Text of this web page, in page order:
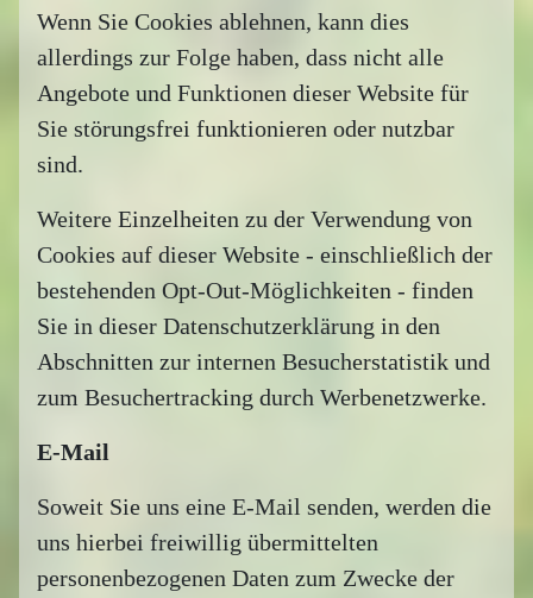
Wenn Sie Cookies ablehnen, kann dies
allerdings zur Folge haben, dass nicht alle
Angebote und Funktionen dieser Website für
Sie störungsfrei funktionieren oder nutzbar
sind.
Weitere Einzelheiten zu der Verwendung von
Cookies auf dieser Website - einschließlich der
bestehenden Opt-Out-Möglichkeiten - finden
Sie in dieser Datenschutzerklärung in den
Abschnitten zur internen Besucherstatistik und
zum Besuchertracking durch Werbenetzwerke.
E-Mail
Soweit Sie uns eine E-Mail senden, werden die
uns hierbei freiwillig übermittelten
personenbezogenen Daten zum Zwecke der